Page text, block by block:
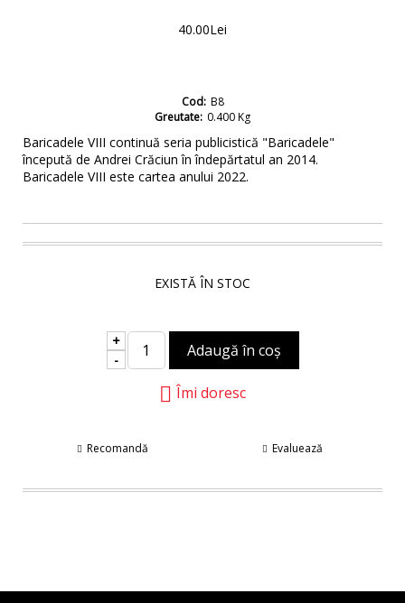
40.00Lei
Cod: B8
Greutate: 0.400Kg
Baricadele VIII continuă seria publicistică "Baricadele"
începută de Andrei Crăciun în îndepărtatul an 2014.
Baricadele VIII este cartea anului 2022.
EXISTĂ ÎN STOC
+
-
Îmi doresc
Recomandă Evaluează